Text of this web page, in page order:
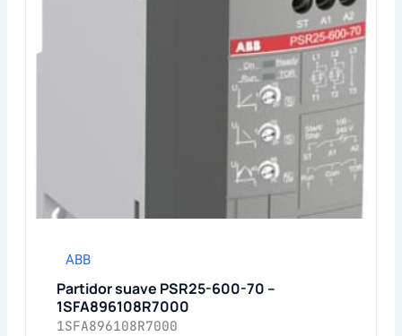
ABB
Partidor suave PSR25-600-70 –
1SFA896108R7000
1SFA896108R7000